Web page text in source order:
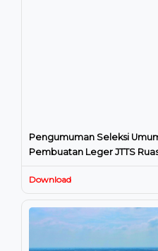
Pengumuman Seleksi
Pembuatan Leger JTTS
Tempino – Jambi
Download